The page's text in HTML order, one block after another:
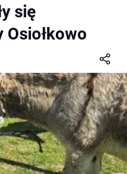
się
Osiołkowo